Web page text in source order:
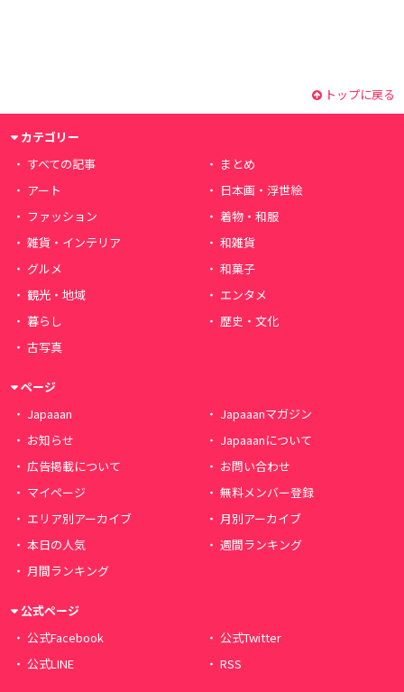
トップに戻る
カテゴリー
すべての記事
まとめ
アート
日本画・浮世絵
ファッション
着物・和服
雑貨・インテリア
和雑貨
グルメ
和菓子
観光・地域
エンタメ
暮らし
歴史・文化
古写真
ページ
Japaaan
Japaaanマガジン
お知らせ
Japaaanについて
広告掲載について
お問い合わせ
マイページ
無料メンバー登録
エリア別アーカイブ
月別アーカイブ
本日の人気
週間ランキング
月間ランキング
公式ページ
公式Facebook
公式Twitter
公式LINE
RSS